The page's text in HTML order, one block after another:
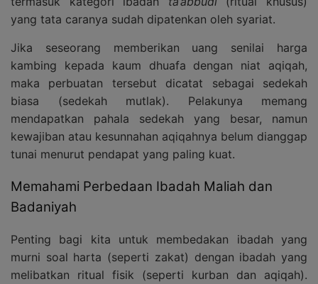
yang tata caranya sudah dipatenkan oleh syariat.
Jika seseorang memberikan uang senilai harga
kambing kepada kaum dhuafa dengan niat aqiqah,
maka perbuatan tersebut dicatat sebagai sedekah
biasa (sedekah mutlak). Pelakunya memang
mendapatkan pahala sedekah yang besar, namun
kewajiban atau kesunnahan aqiqahnya belum dianggap
tunai menurut pendapat yang paling kuat.
Memahami Perbedaan Ibadah Maliah dan
Badaniyah
Penting bagi kita untuk membedakan ibadah yang
murni soal harta (seperti zakat) dengan ibadah yang
melibatkan ritual fisik (seperti kurban dan aqiqah).